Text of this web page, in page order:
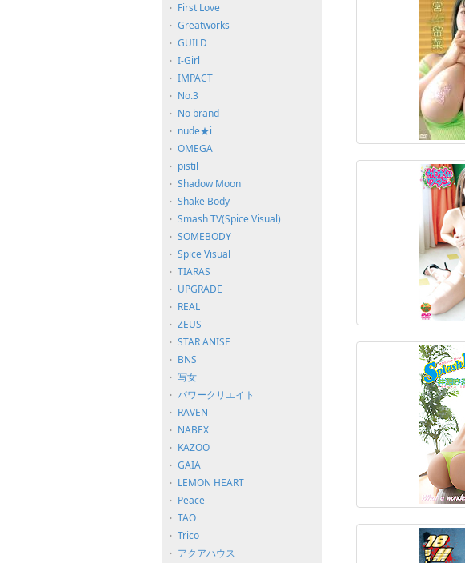
First Love
Greatworks
GUILD
I-Girl
IMPACT
No.3
No brand
nude★i
OMEGA
pistil
Shadow Moon
Shake Body
Smash TV(Spice Visual)
SOMEBODY
Spice Visual
TIARAS
UPGRADE
REAL
ZEUS
STAR ANISE
BNS
写女
パワークリエイト
RAVEN
NABEX
KAZOO
GAIA
LEMON HEART
Peace
TAO
Trico
アクアハウス